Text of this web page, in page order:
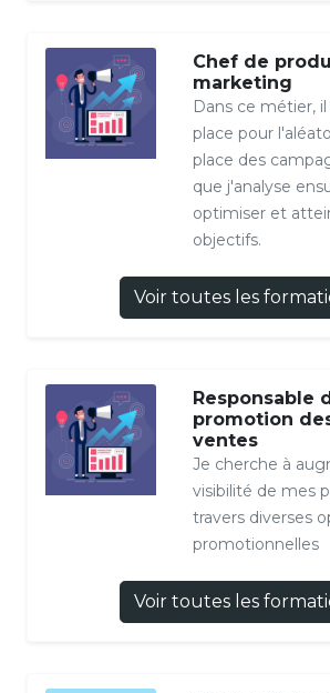
Chef de
marketing
Dans ce métier,
place pour
place des
que j'analyse
optimiser et
objectifs.
Voir toutes les
Responsable
promotion
ventes
Je cherche à
visibilité de mes
travers diverses
promotionnelles
Voir toutes les